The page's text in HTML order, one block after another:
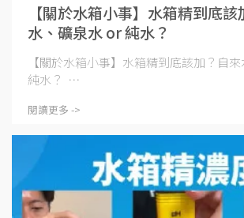
【關於水箱小事】水箱精到底
水、礦泉水 or 純水？
【關於水箱小事】水箱精到底該加？自
純水？ ⋯
閱讀更多 ->